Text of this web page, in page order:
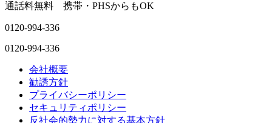
通話料無料 携帯・PHSからもOK
0120-994-336
0120-994-336
会社概要
勧誘方針
プライバシーポリシー
セキュリティポリシー
反社会的勢力に対する基本方針